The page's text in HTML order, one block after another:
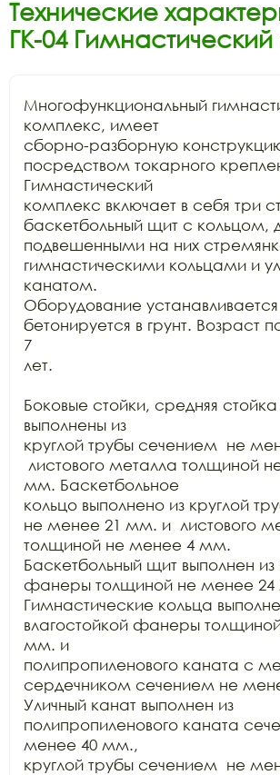
Технические
ГК-04
Многофункциональный
комплекс, имеет
сборно-разборную
посредством токарного
Гимнастический
комплекс включает в себя три
баскетбольный щит с кольцом,
подвешенными на них
гимнастическими кольцами и
канатом.
Оборудование
бетонируется в грунт. Возраст
7
лет.
Боковые стойки, средняя
выполнены из
круглой трубы сечением  не
листового металла толщиной
мм. Баскетбольное
кольцо выполнено из круглой
не менее 21 мм. и  листового
толщиной не менее 4 мм.
Баскетбольный щит выполнен из
фанеры толщиной не менее
Гимнастические кольца
влагостойкой фанеры
мм. и
полипропиленового каната с
сердечником сечением не
Уличный канат выполнен из
полипропиленового каната
менее 40 мм.,
круглой трубы сечением  не